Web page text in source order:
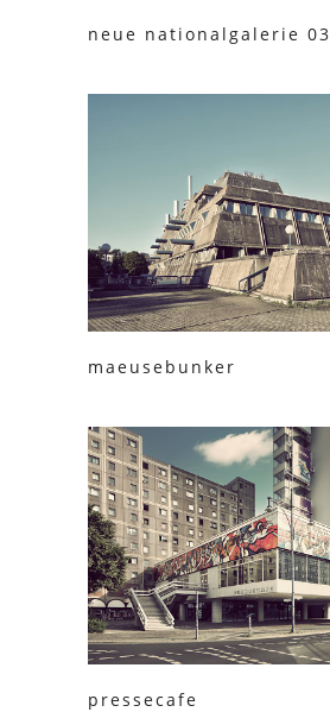
neue nationalgalerie 03
maeusebunker
pressecafe